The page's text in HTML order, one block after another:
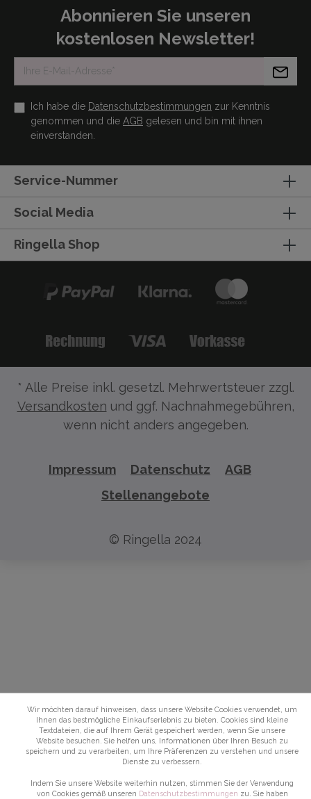
Abonnieren Sie unseren
kostenlosen Newsletter!
Ich habe die Datenschutzbestimmungen zur Kenntnis
genommen und die AGB gelesen und bin mit ihnen
einverstanden.
Service-Nummer
Social Media
Ringella Shop
* Alle Preise inkl. gesetzl. Mehrwertsteuer zzgl.
Versandkosten und ggf. Nachnahmegebühren,
wenn nicht anders angegeben.
Impressum Datenschutz
AGB
Stellenangebote
© Ringella 2024
Wir möchten darauf hinweisen, dass unsere Website Cookies verwendet, um
Ihnen das bestmögliche Einkaufserlebnis zu bieten. Cookies sind kleine
Textdateien, die auf Ihrem Gerät gespeichert werden, wenn Sie unsere
Website besuchen. Sie helfen uns, Informationen über Ihren Besuch zu
speichern und zu verarbeiten, um Ihre Präferenzen zu verstehen und unsere
Dienste zu verbessern.
Indem Sie unsere Website weiterhin nutzen, stimmen Sie der Verwendung
von Cookies gemäß unseren Datenschutzbestimmungen zu. Sie haben